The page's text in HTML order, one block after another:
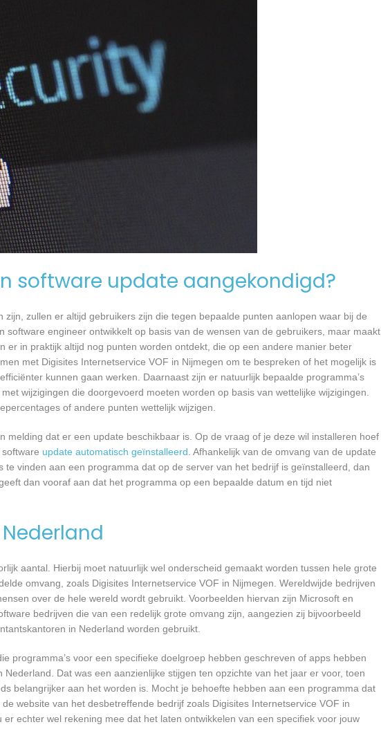
software update aangekondigd?
zullen er altijd gebruikers zijn die tegen bepaalde punten aanlopen waar bij de
engineer ontwikkelt op basis van de wensen van de gebruikers, maar maakt
er in praktijk altijd nog punten worden ontdekt, die op een andere manier beter
met Digisites Internetservice VOF in Nijmegen om te bespreken of het mogelijk is
kunnen gaan werken. Daarnaast zijn er natuurlijk bepaalde programma’s
wijzigingen die doorgevoerd moeten worden op basis van wettelijke wijzigingen.
of andere punten wettelijk wijzigen.
dat er een update beschikbaar is. Op de vraag of je deze wil installeren hoef
update automatisch geïnstalleerd . Afhankelijk van de omvang van de update
vinden aan een programma dat op de server van het bedrijf is geïnstalleerd, dan
dan vooraf aan dat het programma op een bepaalde datum en tijd niet
aantal. Hierbij moet natuurlijk wel onderscheid gemaakt worden tussen hele grote
omvang, zoals Digisites Internetservice VOF in Nijmegen. Wereldwijde bedrijven
over de hele wereld wordt gebruikt. Voorbeelden hiervan zijn Microsoft en
bedrijven die van een redelijk grote omvang zijn, aangezien zij bijvoorbeeld
in Nederland worden gebruikt.
programma’s voor een specifieke doelgroep hebben geschreven of apps hebben
Dat was een aanzienlijke stijgen ten opzichte van het jaar er voor, toen
belangrijker aan het worden is. Mocht je behoefte hebben aan een programma dat
website van het desbetreffende bedrijf zoals Digisites Internetservice VOF in
echter wel rekening mee dat het laten ontwikkelen van een specifiek voor jouw